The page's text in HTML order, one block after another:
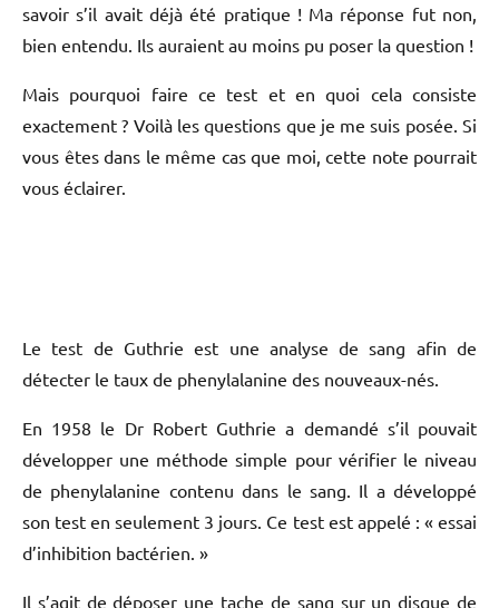
savoir s’il avait déjà été pratique ! Ma réponse fut non,
bien entendu. Ils auraient au moins pu poser la question !
Mais pourquoi faire ce test et en quoi cela consiste
exactement ? Voilà les questions que je me suis posée. Si
vous êtes dans le même cas que moi, cette note pourrait
vous éclairer.
Le test de Guthrie est une analyse de sang afin de
détecter le taux de phenylalanine des nouveaux-nés.
En 1958 le Dr Robert Guthrie a demandé s’il pouvait
développer une méthode simple pour vérifier le niveau
de phenylalanine contenu dans le sang. Il a développé
son test en seulement 3 jours. Ce test est appelé : « essai
d’inhibition bactérien. »
Il s’agit de déposer une tache de sang sur un disque de